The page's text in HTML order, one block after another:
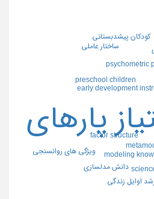
پارهاي
early development
factor structure
modeling
preschool children
psychometric
رشد اوايل زندگي
دانش مدلسازي
ساختار عاملي
كودكان پيشدبستاني
ويژگي هاي روانسنجي